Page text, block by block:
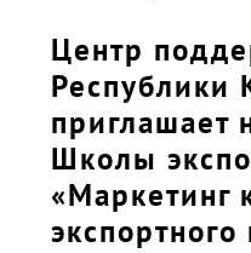
Центр
Республики
приглашает
Школы
«Маркетинг
экспортного